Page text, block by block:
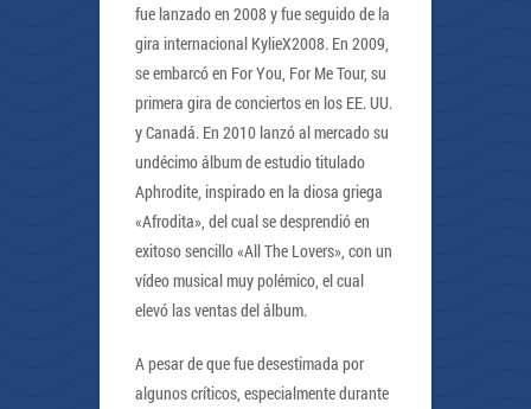
fue lanzado en 2008 y fue seguido de la
gira internacional KylieX2008. En 2009,
se embarcó en For You, For Me Tour, su
primera gira de conciertos en los EE. UU.
y Canadá. En 2010 lanzó al mercado su
undécimo álbum de estudio titulado
Aphrodite, inspirado en la diosa griega
«Afrodita», del cual se desprendió en
exitoso sencillo «All The Lovers», con un
vídeo musical muy polémico, el cual
elevó las ventas del álbum.
A pesar de que fue desestimada por
algunos críticos, especialmente durante